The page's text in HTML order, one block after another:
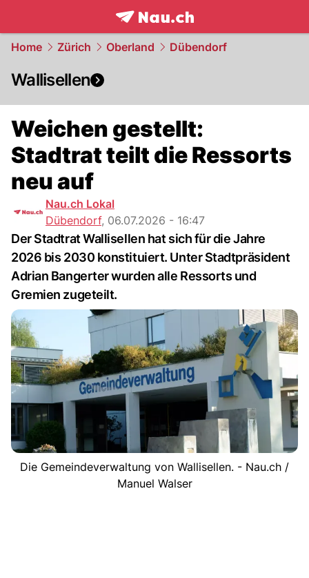
frontpage.NAU.ch
Home Zürich Oberland Dübendorf
Wallisellen
Weichen gestellt:
Stadtrat teilt die Ressorts
neu auf
Nau.ch Lokal
Dübendorf, 06.07.2026 - 16:47
Der Stadtrat Wallisellen hat sich für die Jahre
2026 bis 2030 konstituiert. Unter Stadtpräsident
Adrian Bangerter wurden alle Ressorts und
Gremien zugeteilt.
Die Gemeindeverwaltung von Wallisellen. - Nau.ch /
Manuel Walser